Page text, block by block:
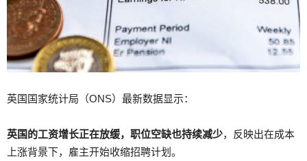
英国国家统计局（ONS）最新数据显示：
英国的工资增长正在放缓，职位空缺也持续减少，反映出在成本
上涨背景下，雇主开始收缩招聘计划。